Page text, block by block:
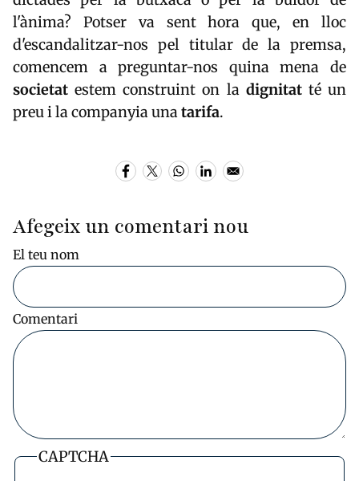
l'ànima? Potser va sent hora que, en lloc
d'escandalitzar-nos pel titular de la premsa,
comencem a preguntar-nos quina mena de
societat estem construint on la dignitatté un
preu i la companyia unatarifa.
Afegeix un comentari nou
El teu nom
Comentari
CAPTCHA